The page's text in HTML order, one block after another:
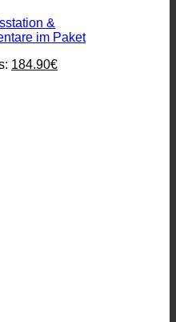
&
im Paket
184.90€Aktueller